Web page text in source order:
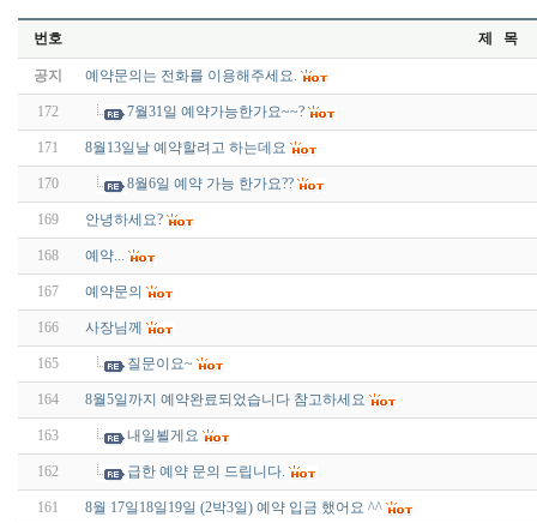
번호 제 목
공지 예약문의는 전화를 이용해주세요.
172 7월31일 예약가능한가요~~?
171 8월13일날 예약할려고 하는데요
170 8월6일 예약 가능 한가요??
169 안녕하세요?
168 예약...
167 예약문의
166 사장님께
165 질문이요~
164 8월5일까지 예약완료되었습니다 참고하세요
163 내일뵐게요
162 급한 예약 문의 드립니다.
161 8월 17일18일19일 (2박3일) 예약 입금 했어요 ^^